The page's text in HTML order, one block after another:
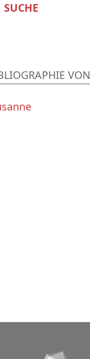
SUCHE
VON